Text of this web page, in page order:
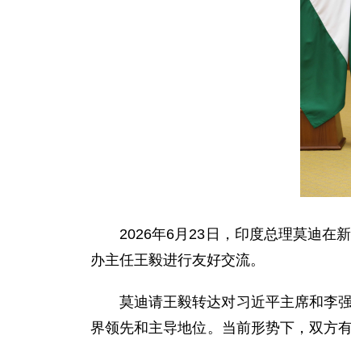
2026年6月23日，印度总理莫迪在
办主任王毅进行友好交流。
莫迪请王毅转达对习近平主席和李
界领先和主导地位。当前形势下，双方